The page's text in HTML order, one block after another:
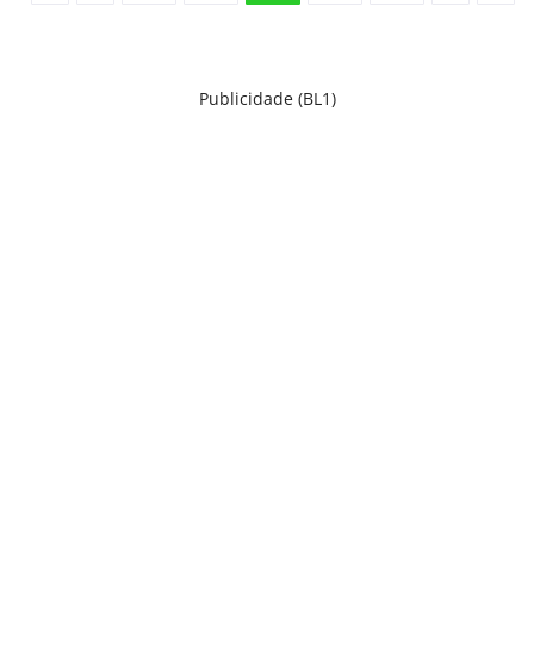
Publicidade (BL1)